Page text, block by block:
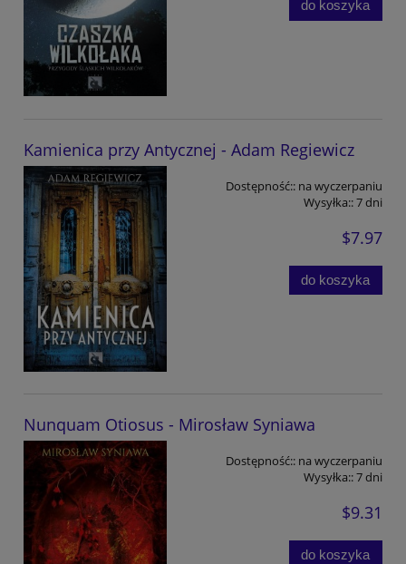
do koszyka
Kamienica przy Antycznej - Adam Regiewicz
Dostępność:: na wyczerpaniu
Wysyłka::7 dni
$7.97
do koszyka
Nunquam Otiosus - Mirosław Syniawa
Dostępność:: na wyczerpaniu
Wysyłka::7 dni
$9.31
do koszyka